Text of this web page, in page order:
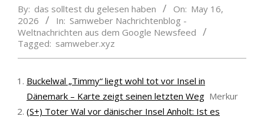
By: das solltest du gelesen haben On: May 16,
2026
In: Samweber Nachrichtenblog -
Weltnachrichten aus dem Google Newsfeed
Tagged: samweber.xyz
Buckelwal „Timmy“ liegt wohl tot vor Insel in
Dänemark – Karte zeigt seinen letzten Weg Merkur
(S+) Toter Wal vor dänischer Insel Anholt: Ist es